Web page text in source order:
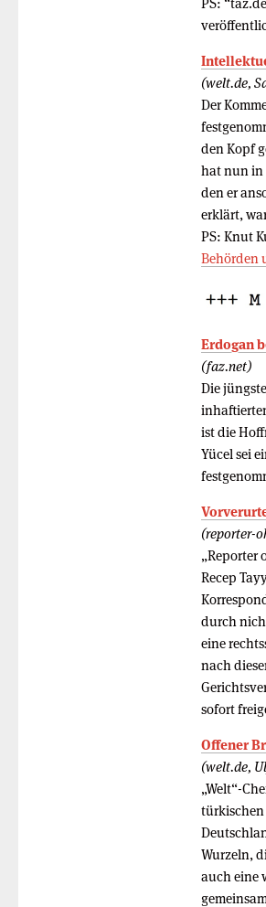
PS:
(welt.de,
Der
den Kopf
hat nun in
den er
erklärt,
PS: Knut
Behörden
Erdogan
(faz.net)
Die
ist die
Yücel sei
(reporter-
„Reporter
Recep
durch
eine
nach
sofort
Offener
(welt.de,
„Welt“-
türkischen
Wurzeln,
auch eine